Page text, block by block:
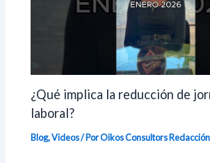
¿Qué implica la reducción de
laboral?
Blog,Videos/ Por Oikos ConsultorsRedacción